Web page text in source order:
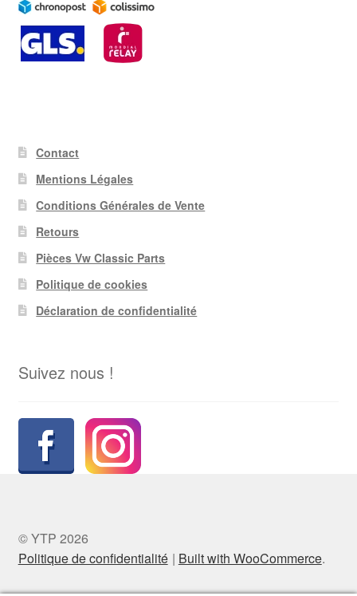
Contact
Mentions Légales
Conditions Générales de Vente
Retours
Pièces Vw Classic Parts
Politique de cookies
Déclaration de confidentialité
Suivez nous !
© YTP 2026
Politique de confidentialité
Built with WooCommerce.